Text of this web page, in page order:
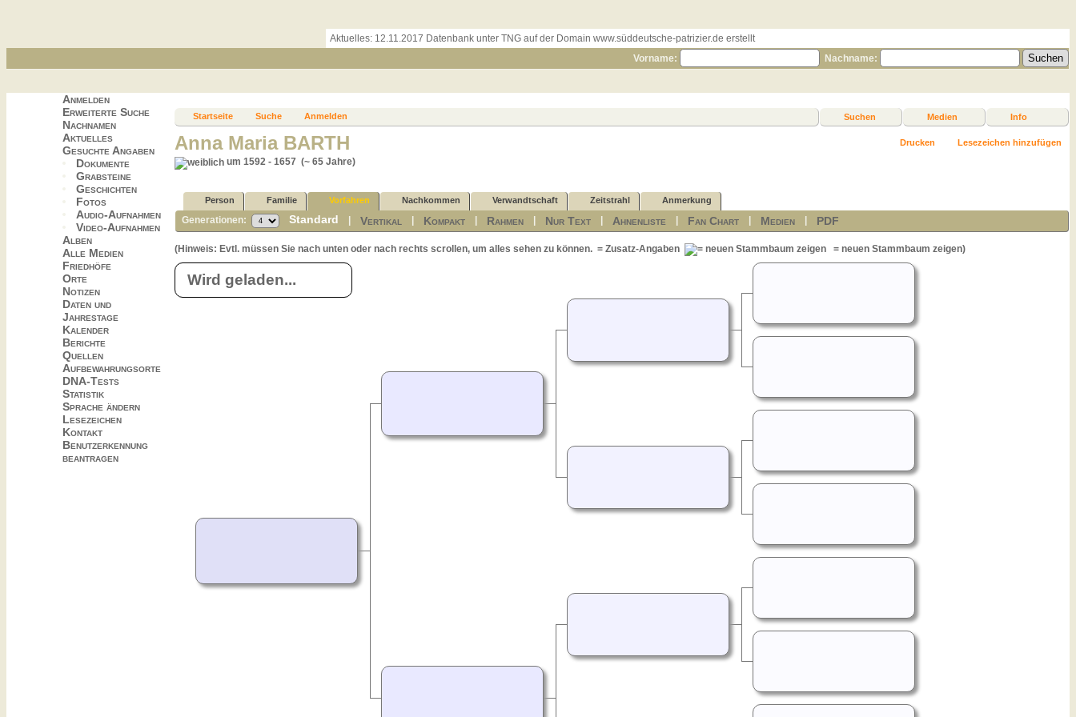
Aktuelles: 12.11.2017 Datenbank unter TNG auf der Domain www.süddeutsche-patrizier.de erstellt
Vorname:
Nachname:
Anmelden
Erweiterte Suche
Nachnamen
Aktuelles
Gesuchte Angaben
Dokumente
Grabsteine
Geschichten
Fotos
Audio-Aufnahmen
Video-Aufnahmen
Alben
Alle Medien
Friedhöfe
Orte
Notizen
Daten und
Jahrestage
Kalender
Berichte
Quellen
Aufbewahrungsorte
DNA-Tests
Statistik
Sprache ändern
Lesezeichen
Kontakt
Benutzerkennung
beantragen
Startseite Suche Anmelden Suchen Medien Info
Drucken Lesezeichen hinzufügen
Anna Maria BARTH
um 1592 - 1657 (~ 65 Jahre)
Person Familie Vorfahren Nachkommen Verwandtschaft Zeitstrahl Anmerkung
Generationen: Standard |Vertikal Kompakt Rahmen Nur Text Ahnenliste Fan Chart Medien PDF
(Hinweis: Evtl. müssen Sie nach unten oder nach rechts scrollen, um alles sehen zu können. = Zusatz-Angaben = neuen Stammbaum zeigen)
Wird geladen...